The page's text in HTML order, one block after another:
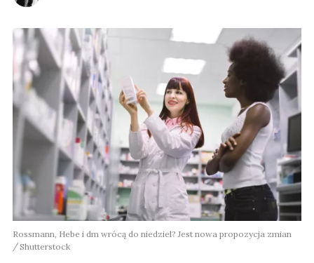
Rossmann, Hebe i dm wrócą do niedziel? Jest nowa propozycja zmian
Shutterstock